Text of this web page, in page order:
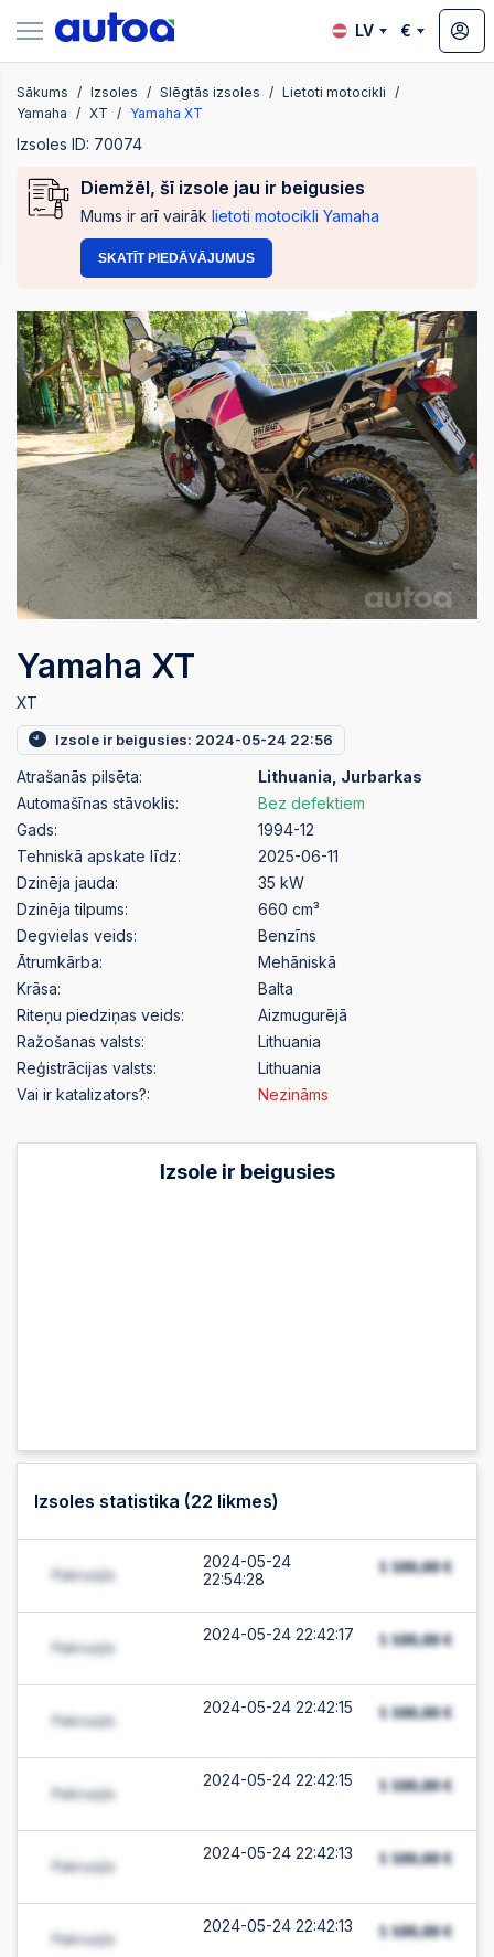
LV €
Sākums Izsoles Slēgtās izsoles
Lietoti motocikli
Yamaha
XT Yamaha XT
Izsoles ID: 70074
Diemžēl, šī izsole jau ir beigusies
Mums ir arī vairāk lietoti motocikli Yamaha
SKATĪT PIEDĀVĀJUMUS
Yamaha XT
XT
Izsole ir beigusies: 2024-05-24 22:56
Atrašanās pilsēta:
Lithuania, Jurbarkas
Automašīnas stāvoklis:
Bez defektiem
Gads:
1994-12
Tehniskā apskate līdz:
2025-06-11
Dzinēja jauda:
35 kW
Dzinēja tilpums:
660 cm³
Degvielas veids:
Benzīns
Ātrumkārba:
Mehāniskā
Krāsa:
Balta
Riteņu piedziņas veids:
Aizmugurējā
Ražošanas valsts:
Lithuania
Reģistrācijas valsts:
Lithuania
Vai ir katalizators?:
Nezināms
Izsole ir beigusies
Izsoles statistika (22 likmes)
2024-05-24
22:54:28
2024-05-24 22:42:17
2024-05-24 22:42:15
2024-05-24 22:42:15
2024-05-24 22:42:13
2024-05-24 22:42:13